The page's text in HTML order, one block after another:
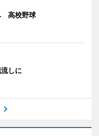
高校野球
しに